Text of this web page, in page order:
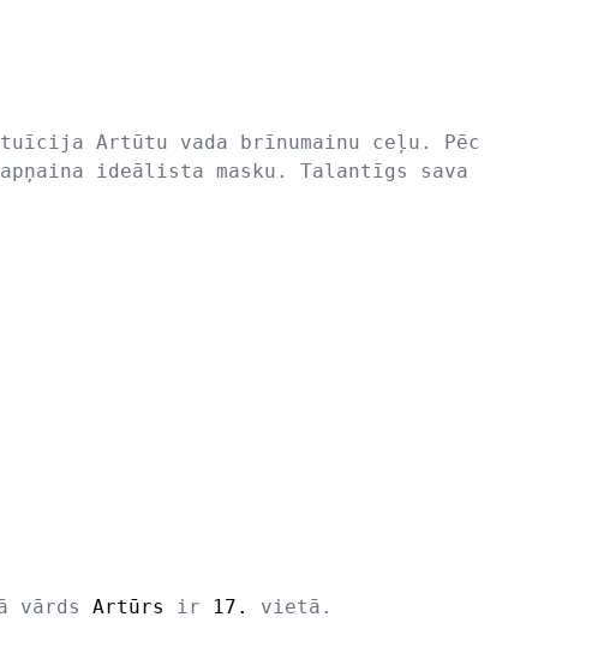
Artūtu vada brīnumainu ceļu. Pēc
ideālista masku. Talantīgs sava
vārds Artūrs ir 17. vietā.